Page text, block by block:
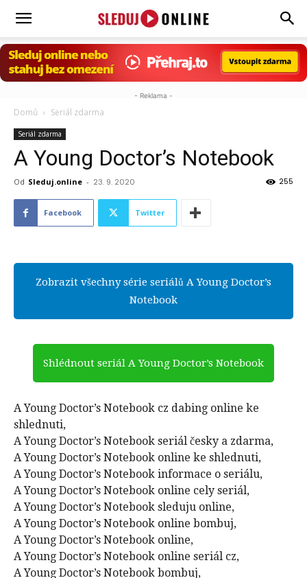
Sleduj.online
- Reklama -
Domů Seriál zdarma
Seriál zdarma
A Young Doctor’s Notebook
Od Sleduj.online - 23. 9. 2020 255
Facebook Twitter
Zobrazit všechny série seriálů A Young Doctor’s
Notebook
Shlédnout seriál A Young Doctor’s Notebook
A Young Doctor’s Notebook cz dabing online ke
shlednuti,
A Young Doctor’s Notebook seriál česky a zdarma,
A Young Doctor’s Notebook online ke shlednuti,
A Young Doctor’s Notebook informace o seriálu,
A Young Doctor’s Notebook online cely seriál,
A Young Doctor’s Notebook sleduju online,
A Young Doctor’s Notebook online bombuj,
A Young Doctor’s Notebook online,
A Young Doctor’s Notebook online seriál cz,
A Young Doctor’s Notebook bombuj,